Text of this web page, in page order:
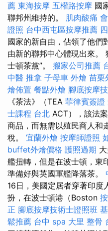
薦 東海按摩 五權路按摩 國
聯邦州維持的。 肌肉酸痛
證照 台中西屯區按摩推薦
國家的新自由，佔領了他們
由新的聯邦中心體現出來。
士頓茶黨”。 搬家公司推薦
中醫 推拿 子母車 外燴 苗栗
燴佈置 餐點外燴 腳底按摩
《茶法》（TEA 菲律賓簽證
士課程 台北 ACT），該法
商品，而無需以殖民商人和
稅。 宜蘭外燴 按摩師證照
buffet外燴價格 護照過期
艦扭轉，但是在波士頓，東
準備好與英國軍艦降落茶。
16日，美國定居者穿著印
扮，在波士頓港（Boston
正 腳底按摩技術士證照班
鬆推薦 台中 spa 大里 整骨